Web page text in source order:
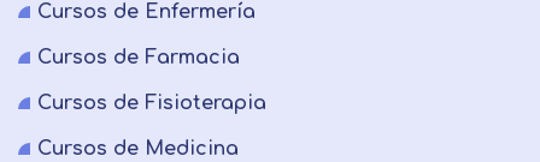
Cursos de Enfermería
Cursos de Farmacia
Cursos de Fisioterapia
Cursos de Medicina